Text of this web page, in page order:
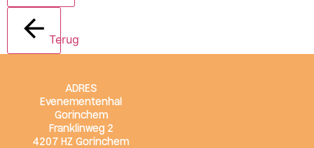
Terug
ADRES
Evenementenhal
Gorinchem
Franklinweg 2
4207 HZ Gorinchem